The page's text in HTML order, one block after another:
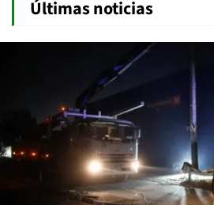
Últimas noticias